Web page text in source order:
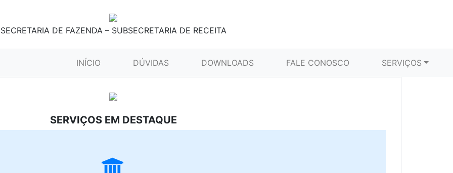
SECRETARIA DE FAZENDA – SUBSECRETARIA DE RECEITA
INÍCIO (CURRENT)DÚVIDAS DOWNLOADS FALE CONOSCO SERVIÇOS
SERVIÇOS EM DESTAQUE